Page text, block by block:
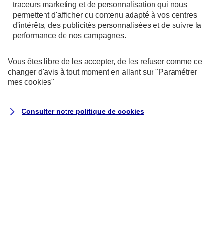
Si vous décidez de vendre votre logement avant
votre départ : vous serez exonéré d’impôt sur les
plus-values puisqu’il s’agit de votre résidence
Si vous mettez votre logement en location : vous
fiscal », vous bénéficiez d’allègements sur vos
traceurs marketing et de personnalisation qui nous
permettent d'afficher du contenu adapté à vos centres
d'intérêts, des publicités personnalisées et de suivre la
performance de nos campagnes.
Vous êtes libre de les accepter, de les refuser comme de
changer d'avis à tout moment en allant sur "Paramétrer
mes cookies"
Consulter notre politique de cookies